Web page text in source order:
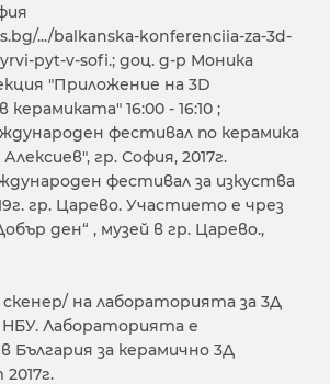
.../balkanska-konferenciia-za-3d-
pyt-v-sofi.; доц. д-р Моника
"Приложение на 3D
16:00 - 16:10 ;
фестивал по керамика
гр. София, 2017г.
фестивал за изкуства
гр. Царево. Участието е чрез
ден“ , музей в гр. Царево.,
на лабораторията за 3Д
Лабораторията е
България за керамично 3Д